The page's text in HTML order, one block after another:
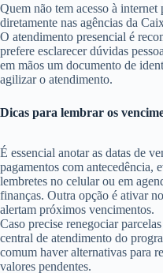
Quem não tem acesso à
diretamente nas agências da
O atendimento presencial é
prefere esclarecer dúvidas
em mãos um documento de
agilizar o atendimento.
Dicas para lembrar os
É essencial anotar as datas de
pagamentos com
lembretes no celular ou em
finanças. Outra opção é ativar
alertam próximos vencimentos.
Caso precise renegociar
central de atendimento do
comum haver alternativas para
valores pendentes.